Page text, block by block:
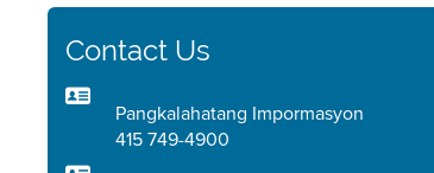
Contact Us
Pangkalahatang Impormasyon
415 749-4900